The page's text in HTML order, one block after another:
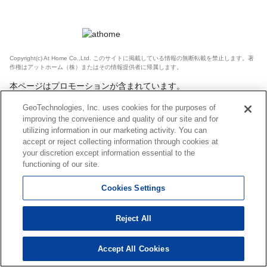
Copyright(c) At Home Co.,Ltd. このサイトに掲載している情報の無断転載を禁止します。著
作権はアットホーム（株）またはその情報提供者に帰属します。
本ページはプロモーションが含まれています。
GeoTechnologies, Inc. uses cookies for the purposes of
improving the convenience and quality of our site and for
utilizing information in our marketing activity. You can
accept or reject collecting information through cookies at
your discretion except information essential to the
functioning of our site.
Cookies Settings
Reject All
Accept All Cookies